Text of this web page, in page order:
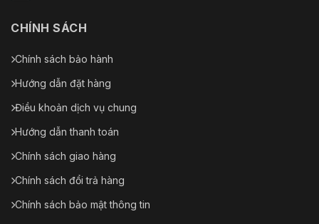
CHÍNH SÁCH
Chính sách bảo hành
Hướng dẫn đặt hàng
Điều khoản dịch vụ chung
Hướng dẫn thanh toán
Chính sách giao hàng
Chính sách đổi trả hàng
Chính sách bảo mật thông tin